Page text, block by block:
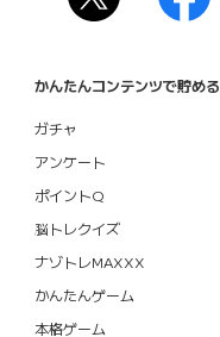
かんたんコンテンツで貯める
ガチャ
アンケート
ポイントQ
脳トレクイズ
ナゾトレMAXXX
かんたんゲーム
本格ゲーム